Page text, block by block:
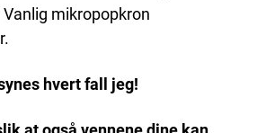
mikropopkron
hvert fall jeg!